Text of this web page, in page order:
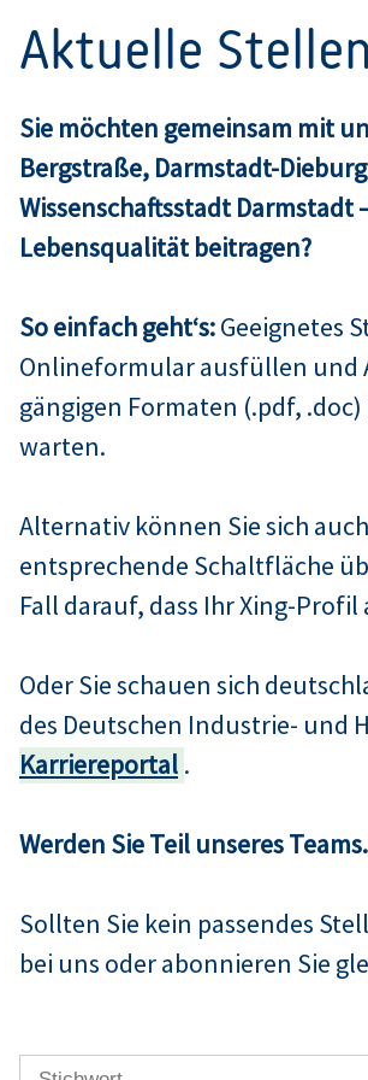
Aktuelle
Sie möchten gemeinsam mit
Bergstraße, Darmstadt-
Wissenschaftsstadt
Lebensqualität beitragen?
So einfach geht‘s:Geeignetes
Onlineformular ausfüllen und
gängigen Formaten (.pdf,
warten.
Alternativ können Sie sich
entsprechende Schaltfläche
Fall darauf, dass Ihr Xing-
Oder Sie schauen sich
des Deutschen Industrie- und
Karriereportal .
Werden Sie Teil unseres
Sollten Sie kein passendes
bei uns oder abonnieren Sie